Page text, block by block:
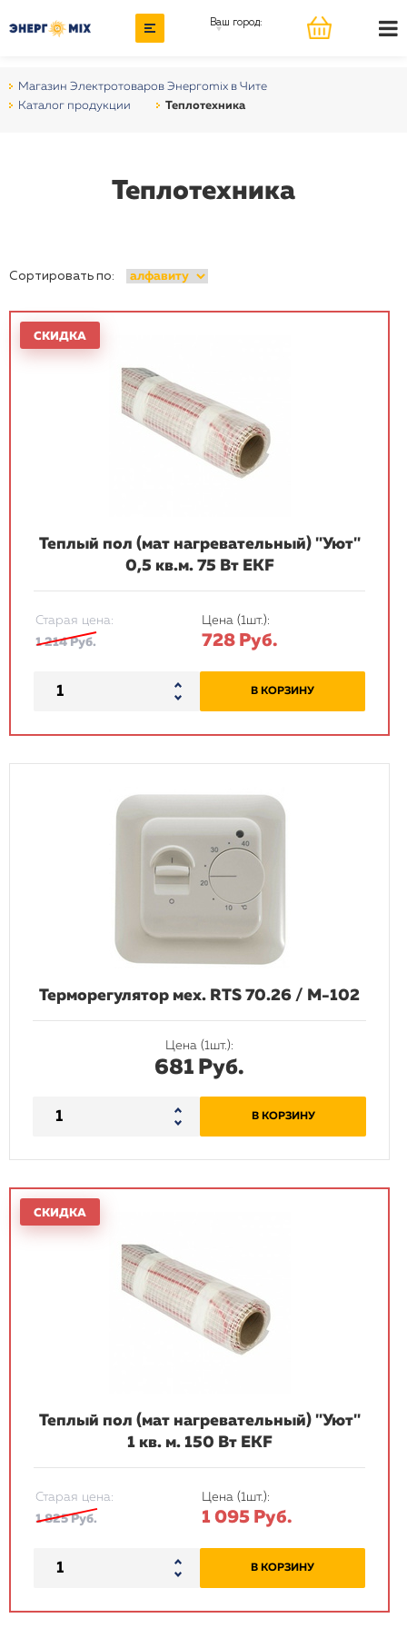
Ваш город:
Магазин Электротоваров Энергоmix в Чите
Каталог продукции
Теплотехника
Теплотехника
Сортировать по:
Теплый пол (мат нагревательный) "Уют"
0,5 кв.м. 75 Вт EKF
Старая цена:
1 214 Руб.
Цена (1шт.):
728 Руб.
В КОРЗИНУ
Терморегулятор мех. RTS 70.26 / М-102
Цена (1шт.):
681 Руб.
В КОРЗИНУ
Теплый пол (мат нагревательный) "Уют"
1 кв. м. 150 Вт EKF
Старая цена:
1 825 Руб.
Цена (1шт.):
1 095 Руб.
В КОРЗИНУ